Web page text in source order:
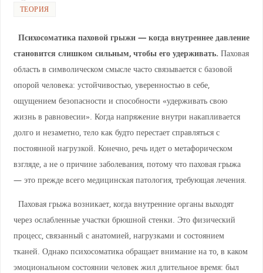
ТЕОРИЯ
Психосоматика паховой грыжи — когда внутреннее давление
становится слишком сильным, чтобы его удерживать. Паховая
область в символическом смысле часто связывается с базовой
опорой человека: устойчивостью, уверенностью в себе,
ощущением безопасности и способности «удерживать свою
жизнь в равновесии». Когда напряжение внутри накапливается
долго и незаметно, тело как будто перестает справляться с
постоянной нагрузкой. Конечно, речь идет о метафорическом
взгляде, а не о причине заболевания, потому что паховая грыжа
— это прежде всего медицинская патология, требующая лечения.
Паховая грыжа возникает, когда внутренние органы выходят
через ослабленные участки брюшной стенки. Это физический
процесс, связанный с анатомией, нагрузками и состоянием
тканей. Однако психосоматика обращает внимание на то, в каком
эмоциональном состоянии человек жил длительное время: был